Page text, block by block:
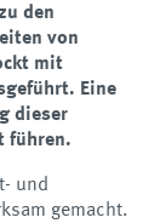
den
von
mit
Eine
dieser
führen.
und
gemacht.